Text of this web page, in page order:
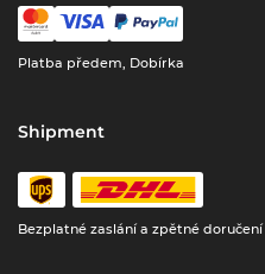
Platba předem, Dobírka
Shipment
Bezplatné zaslání a zpětné doručení